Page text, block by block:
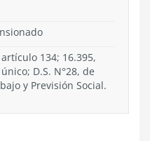
134; 16.395,
D.S. N°28, de
y Previsión Social.